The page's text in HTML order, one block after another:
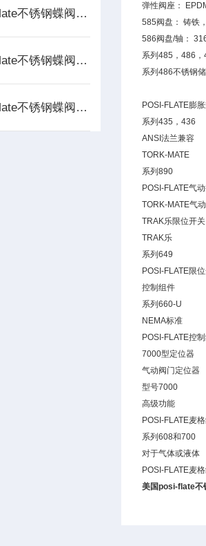
美国posi-flate不锈钢蝶阀化工厂
美国posi-flate不锈钢蝶阀6寸选型
美国posi-flate不锈钢蝶阀抛光度选择
弹性阀座：
585阀盘： 铸铁
586阀盘/轴：
系列485，486
系列486不锈钢
POSI-FLATE膨
系列435，436
ANSI法兰兼容
TORK-MATE
系列890
POSI-FLATE气
TORK-MATE气
TRAK乐限位开关
TRAK乐
系列649
POSI-FLATE限
控制组件
系列660-U
NEMA标准
POSI-FLATE控
7000型定位器
气动阀门定位器
型号7000
高级功能
POSI-FLATE麦
系列608和700
对于气体或液体
POSI-FLATE麦
美国posi-flate不